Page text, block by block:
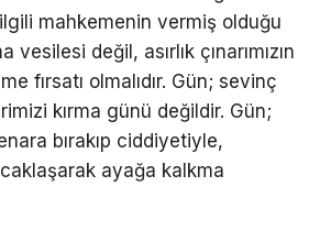
ilgili mahkemenin vermiş olduğu
vesilesi değil, asırlık çınarımızın
fırsatı olmalıdır. Gün; sevinç
kırma günü değildir. Gün;
bırakıp ciddiyetiyle,
ayağa kalkma